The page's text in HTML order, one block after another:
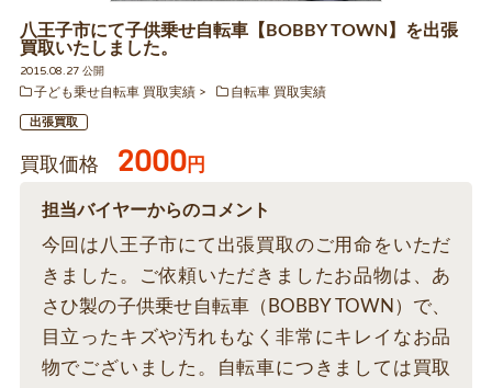
八王子市にて子供乗せ自転車【BOBBY TOWN】を出張
買取いたしました。
2015.08.27 公開
子ども乗せ自転車 買取実績
自転車 買取実績
出張買取
買取価格 2000円
担当バイヤーからのコメント
今回は八王子市にて出張買取のご用命をいただ
きました。ご依頼いただきましたお品物は、あ
さひ製の子供乗せ自転車（BOBBY TOWN）で、
目立ったキズや汚れもなく非常にキレイなお品
物でございました。自転車につきましては買取